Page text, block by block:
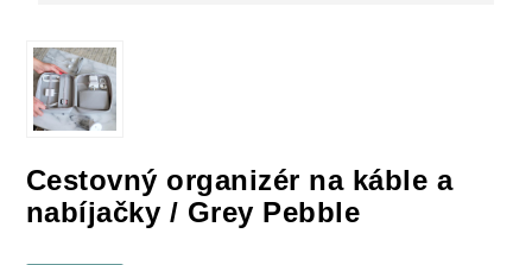
Cestovný organizér na káble a
nabíjačky / Grey Pebble